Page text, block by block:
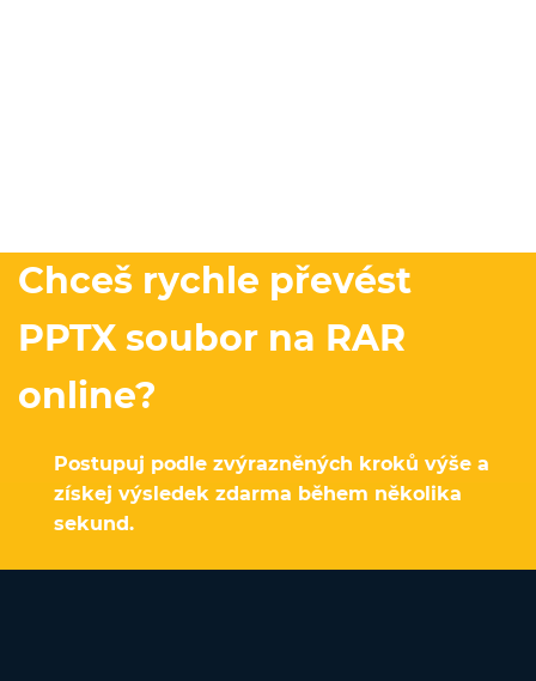
Chceš rychle převést
PPTX soubor na RAR
online?
Postupuj podle zvýrazněných kroků výše a
získej výsledek zdarma během několika
sekund.